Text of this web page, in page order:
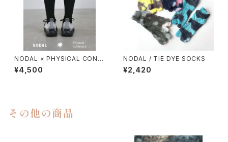
NODAL × PHYSICAL CONT
MPRY.
¥4,500
NODAL / TIE DYE SOCKS
¥2,420
その他の商品